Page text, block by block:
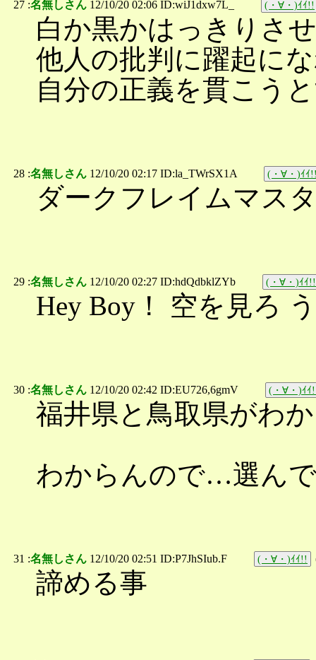
27 :名無しさん 12/10/20 02:06 ID:wiJ1dxw7L_ (・∀・)ｲｲ!!
白か黒かはっきりさ
他人の批判に躍起に
自分の正義を貫こう
28 :名無しさん 12/10/20 02:17 ID:la_TWrSX1A (・∀・)ｲｲ
ダークフレイムマス
29 :名無しさん 12/10/20 02:27 ID:hdQdbklZYb (・∀・)ｲｲ!!
Hey Boy！ 空を見ろ
30 :名無しさん 12/10/20 02:42 ID:EU726,6gmV (・∀・)ｲｲ
福井県と鳥取県がわ
わからんので…選ん
31 :名無しさん 12/10/20 02:51 ID:P7JhSIub.F (・∀・)ｲｲ!!
諦める事